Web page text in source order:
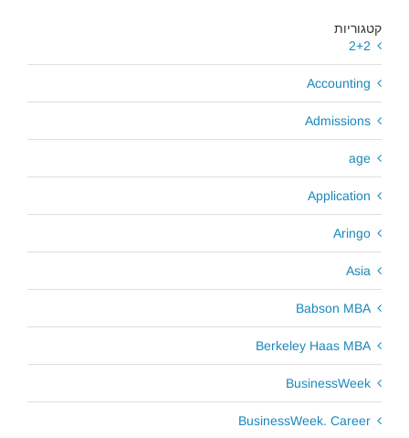
קטגוריות
2+2
Accounting
Admissions
age
Application
Aringo
Asia
Babson MBA
Berkeley Haas MBA
BusinessWeek
BusinessWeek. Career